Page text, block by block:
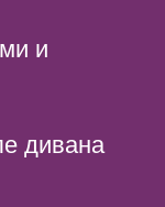
и
дивана